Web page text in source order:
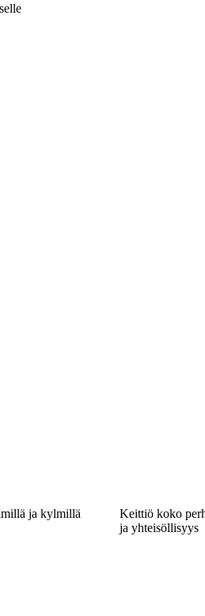
ja kylmillä
Keittiö koko
ja yhteisöllisyys